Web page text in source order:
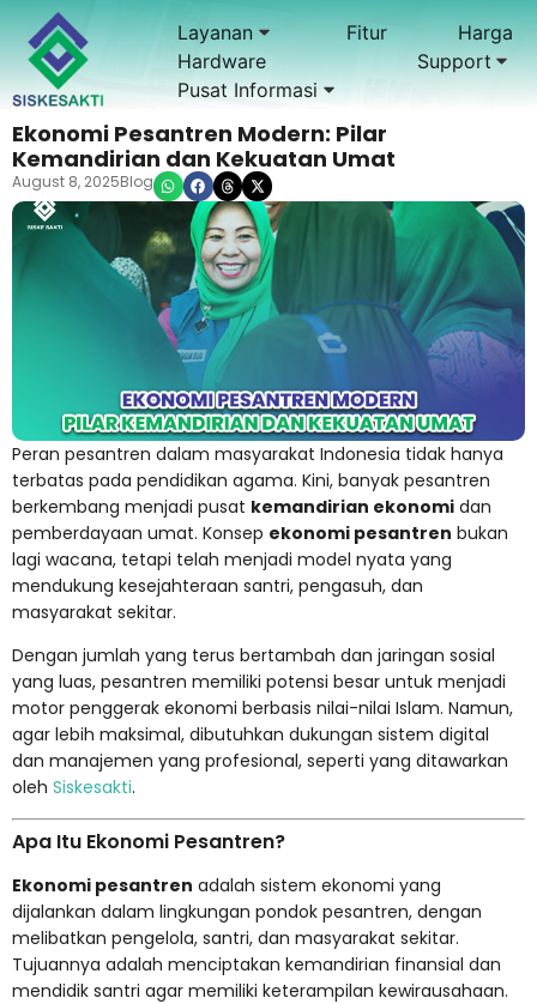
Layanan Fitur
Harga
Hardware
Support
Pusat Informasi
Ekonomi Pesantren Modern: Pilar
Kemandirian dan Kekuatan Umat
August 8, 2025Blog
Peran pesantren dalam masyarakat Indonesia tidak hanya
terbatas pada pendidikan agama. Kini, banyak pesantren
berkembang menjadi pusat kemandirian ekonomi dan
pemberdayaan umat. Konsep ekonomi pesantren bukan
lagi wacana, tetapi telah menjadi model nyata yang
mendukung kesejahteraan santri, pengasuh, dan
masyarakat sekitar.
Dengan jumlah yang terus bertambah dan jaringan sosial
yang luas, pesantren memiliki potensi besar untuk menjadi
motor penggerak ekonomi berbasis nilai-nilai Islam. Namun,
agar lebih maksimal, dibutuhkan dukungan sistem digital
dan manajemen yang profesional, seperti yang ditawarkan
oleh Siskesakti.
Apa Itu Ekonomi Pesantren?
Ekonomi pesantren adalah sistem ekonomi yang
dijalankan dalam lingkungan pondok pesantren, dengan
melibatkan pengelola, santri, dan masyarakat sekitar.
Tujuannya adalah menciptakan kemandirian finansial dan
mendidik santri agar memiliki keterampilan kewirausahaan.